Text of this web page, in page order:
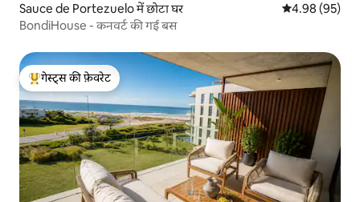
Sauce de Portezuelo में छोटा घर औसत रेटिंग 5 में
4.98 (95)
BondiHouse - कनवर्ट की गई बस
गेस्ट्स का टॉप फ़ेवरेट
गेस्ट्स की फ़ेवरेट